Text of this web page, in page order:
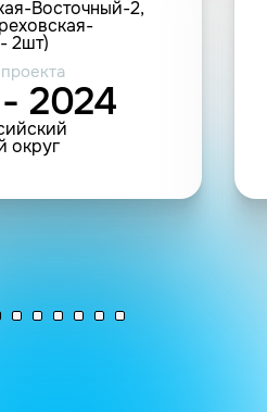
Восточный-2,
2шт)
2024
округ